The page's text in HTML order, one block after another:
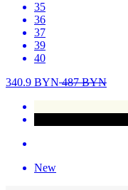
35
36
37
39
40
340.9 BYN487BYN
New